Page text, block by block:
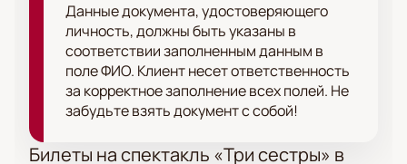
Данные документа, удостоверяющего
личность, должны быть указаны в
соответствии заполненным данным в
поле ФИО. Клиент несет ответственность
за корректное заполнение всех полей. Не
забудьте взять документ с собой!
Билеты на спектакль «Три сестры» в